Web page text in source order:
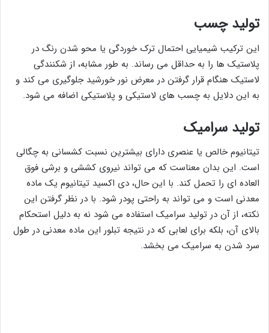
تولید چسب
این ترکیب شیمیایی احتمال ترک خوردگی یا محو شدن رنگ در
پلاستیک ها را به حداقل می رساند. به طور مشابه، از شکنندگی
لاستیک هنگام قرار گرفتن در معرض نور خورشید جلوگیری می کند و
به این دلایل به چسب های لاستیکی و پلاستیکی اضافه می شود.
تولید سرامیک
تیتانیوم خالص یا عنصری دارای بیشترین نسبت کشسانی به چگالی
است. این بدان معناست که می تواند نیروی کششی و برشی فوق
العاده ای را تحمل کند. با این حال، دی اکسید تیتانیوم یک ماده
معدنی است و می تواند به راحتی پودر شود. با در نظر گرفتن این
نکته، از آن در تولید سرامیک استفاده می شود نه به دلیل استحکام
بالای آن، بلکه برای لعابی که در نتیجه تبلور این ماده معدنی در طول
سرد شدن به سرامیک می بخشد.